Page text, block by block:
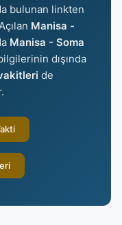
bulunan linkten
Manisa -
Manisa - Soma
dışında
de